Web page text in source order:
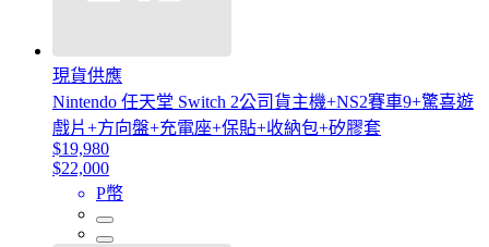
現貨供應
Nintendo 任天堂 Switch 2公司貨主機+NS2賽車9+驚喜遊
戲片+方向盤+充電座+保貼+收納包+矽膠套
$19,980
$22,000
P幣